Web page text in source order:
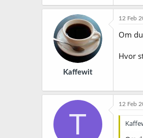
Kaffewit
12 Feb
Om
Hvor
T
12 Feb